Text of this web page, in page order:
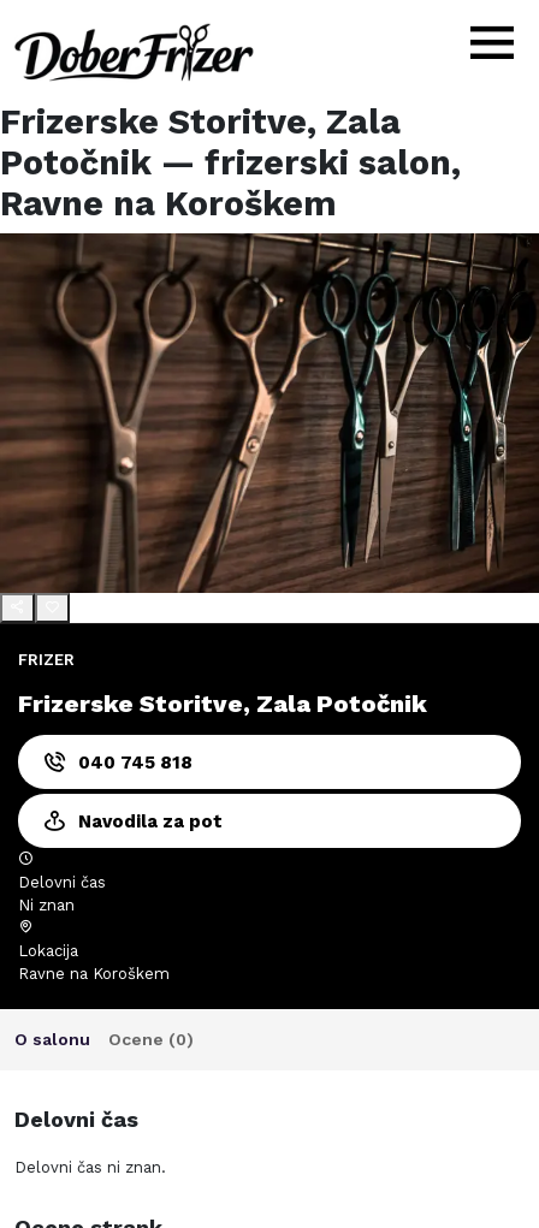
Frizerske Storitve, Zala
Potočnik — frizerski salon,
Ravne na Koroškem
FRIZER
Frizerske Storitve, Zala Potočnik
040 745 818
Navodila za pot
Delovni čas
Ni znan
Lokacija
Ravne na Koroškem
O salonu Ocene (0)
Delovni čas
Delovni čas ni znan.